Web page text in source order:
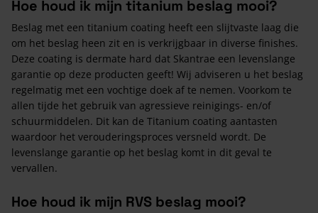
Hoe houd ik mijn titanium beslag mooi?
Beslag met een titanium coating heeft een slijtvaste laag die
om het beslag heen zit en is verkrijgbaar in diverse finishes.
Deze coating is dermate hard dat Skantrae een levenslange
garantie op deze producten geeft! Wij adviseren u het beslag
regelmatig met een vochtige doek af te nemen. Voorkom te
allen tijde het gebruik van agressieve reinigings- en/of
schuurmiddelen. Dit kan de Titanium coating aantasten
waardoor het verouderingsproces versneld wordt. De
levenslange garantie op het beslag komt in dit geval te
vervallen.
Hoe houd ik mijn RVS beslag mooi?